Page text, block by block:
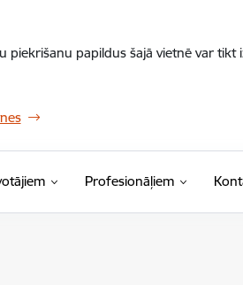
papildus šajā vietnē var
Profesionāļiem